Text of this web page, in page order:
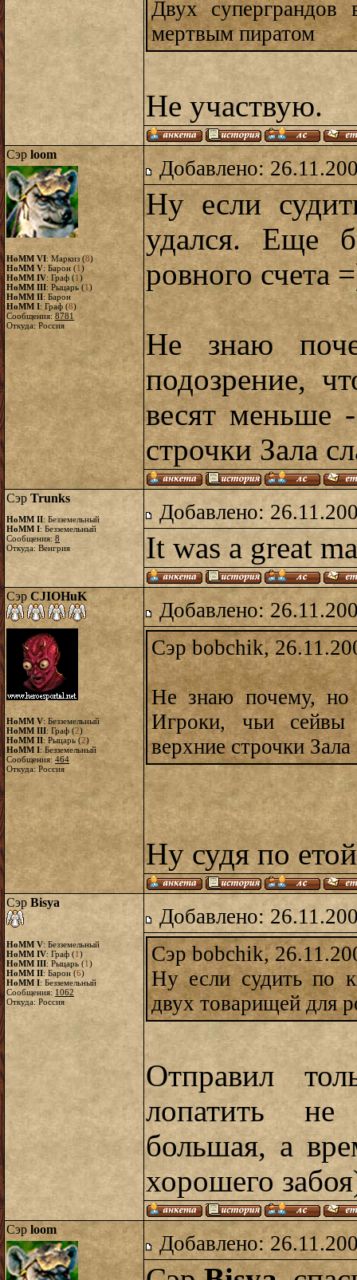
Двух
мертвым пиратом
Не участвую.
Сэр loom
HoMM VI: Маркиз (8)
HoMM V: Барон (1)
HoMM IV: Граф (1)
HoMM III: Рыцарь (1)
HoMM II: Барон
HoMM I: Граф (8)
Сообщения: 8781
Откуда: Россия
Добавлено:
Ну если
удался. Еще
ровного счета
Не знаю
подозрение,
весят меньше
строчки Зала
Сэр Trunks
HoMM II: Безземельный
HoMM I: Безземельный
Сообщения: 8
Откуда: Венгрия
Добавлено:
It was a great
Сэр CJIOHuK
HoMM V: Безземельный
HoMM III: Граф (2)
HoMM II: Рыцарь (2)
HoMM I: Безземельный
Сообщения: 464
Откуда: Россия
Добавлено:
Сэр bobchik,
Не знаю почему, но
Игроки, чьи
верхние строчки
Ну судя по
Сэр Bisya
HoMM V: Безземельный
HoMM IV: Граф (1)
HoMM III: Рыцарь (1)
HoMM II: Барон (6)
HoMM I: Безземельный
Сообщения: 1062
Откуда: Россия
Добавлено:
Сэр bobchik,
Ну если судить по
двух товарищей для
Отправил
лопатить
большая, а
хорошего
Сэр loom
Добавлено: